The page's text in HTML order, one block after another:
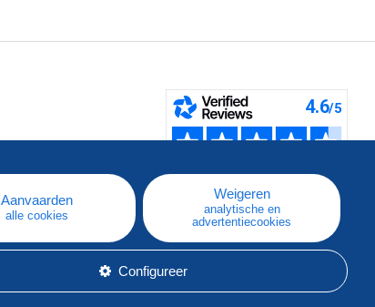
Aanvaarden
alle cookies
Weigeren
analytische en
advertentiecookies
Configureer